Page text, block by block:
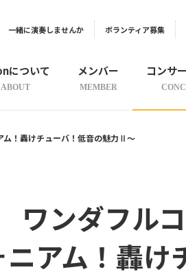
について
ABOUT
メンバー
MEMBER
コンサ
一緒に演奏しませんか ボランティア募集
ム！轟けチューバ！低音の魅力Ⅱ～
ワンダフル
ニアム！轟